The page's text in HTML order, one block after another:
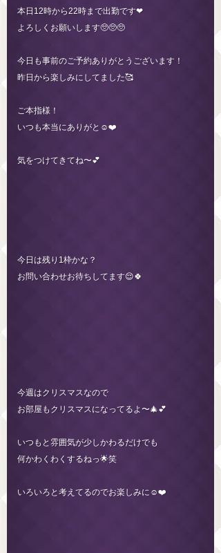
本日12時から22時まで出勤です❤︎
よろしくお願いします🥺🥺🥺
今日も事前のご予約ありがとうございます！
昨日から楽しみにしてました🥰
ご本指様！
いつも本当にありがと☺️❤️
気をつけてきてね〜💕
今日は残り1枠かな？
お問い合わせお待ちしてます😌🍀
今週はクリスマスなので
お部屋もクリスマスになってるよ〜🎄💕
いつもと雰囲気が少しかわるだけでも
何かわくわくするねっ🌟笑
いろいろと考えてるのでお楽しみに☺️❤️